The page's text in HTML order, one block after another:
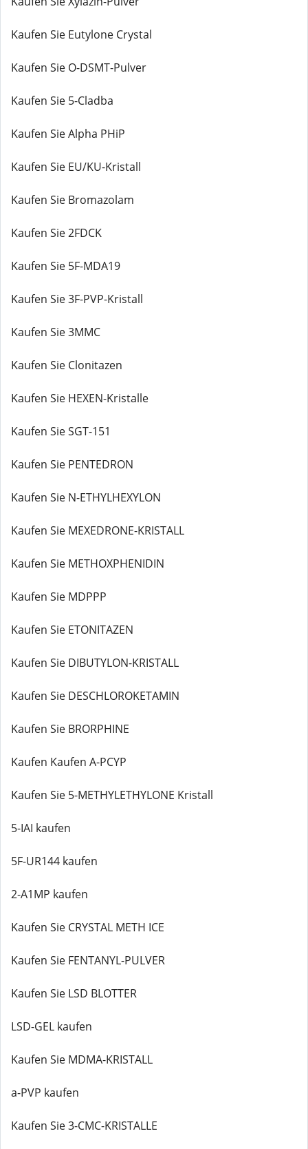
Kaufen Sie Eutylone Crystal
Kaufen Sie O-DSMT-Pulver
Kaufen Sie 5-Cladba
Kaufen Sie Alpha PHiP
Kaufen Sie EU/KU-Kristall
Kaufen Sie Bromazolam
Kaufen Sie 2FDCK
Kaufen Sie 5F-MDA19
Kaufen Sie 3F-PVP-Kristall
Kaufen Sie 3MMC
Kaufen Sie Clonitazen
Kaufen Sie HEXEN-Kristalle
Kaufen Sie SGT-151
Kaufen Sie PENTEDRON
Kaufen Sie N-ETHYLHEXYLON
Kaufen Sie MEXEDRONE-KRISTALL
Kaufen Sie METHOXPHENIDIN
Kaufen Sie MDPPP
Kaufen Sie ETONITAZEN
Kaufen Sie DIBUTYLON-KRISTALL
Kaufen Sie DESCHLOROKETAMIN
Kaufen Sie BRORPHINE
Kaufen Kaufen A-PCYP
Kaufen Sie 5-METHYLETHYLONE Kristall
5-IAI kaufen
5F-UR144 kaufen
2-A1MP kaufen
Kaufen Sie CRYSTAL METH ICE
Kaufen Sie FENTANYL-PULVER
Kaufen Sie LSD BLOTTER
LSD-GEL kaufen
Kaufen Sie MDMA-KRISTALL
a-PVP kaufen
Kaufen Sie 3-CMC-KRISTALLE